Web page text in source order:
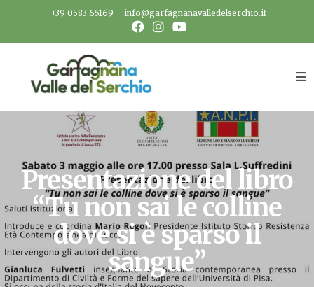
+39 0583 65169 info@garfagnanavalledelserchio.it
Presentazione del libro
“Tu non sai le colline
dove si è sparso il
sangue”